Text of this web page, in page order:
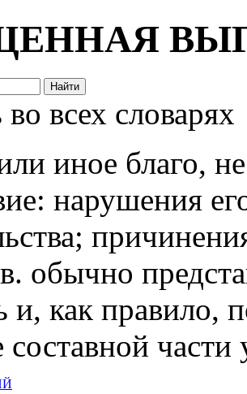
во всех словарях
иное благо,
нарушения
обычно
и, как правило,
составной